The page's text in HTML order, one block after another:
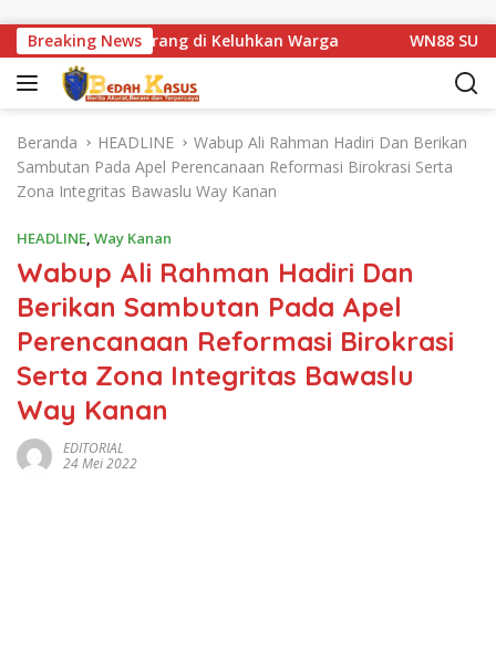
Breaking News
Km 1 Basarang di Keluhkan Warga WN88 SUB UNIT
Beranda HEADLINE
Wabup Ali Rahman Hadiri Dan Berikan
Sambutan Pada Apel Perencanaan Reformasi Birokrasi Serta
Zona Integritas Bawaslu Way Kanan
HEADLINE, Way Kanan
Wabup Ali Rahman Hadiri Dan
Berikan Sambutan Pada Apel
Perencanaan Reformasi Birokrasi
Serta Zona Integritas Bawaslu
Way Kanan
EDITORIAL
24 Mei 2022